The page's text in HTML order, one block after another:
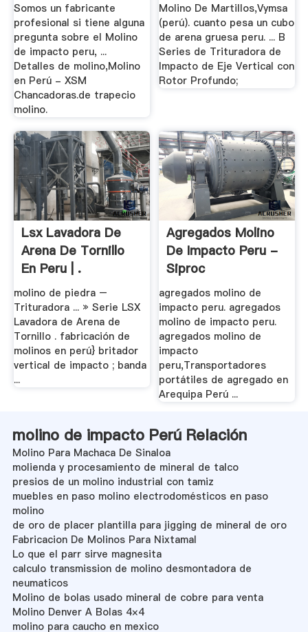
Somos un fabricante
profesional si tiene alguna
pregunta sobre el Molino
de impacto peru, ...
Detalles de molino,Molino
en Perú - XSM
Chancadoras.de trapecio
molino.
Molino De Martillos,Vymsa
(perú). cuanto pesa un cubo
de arena gruesa peru. ... B
Series de Trituradora de
Impacto de Eje Vertical con
Rotor Profundo;
Lsx Lavadora De
Arena De Tornillo
En Peru | .
molino de piedra –
Trituradora ... » Serie LSX
Lavadora de Arena de
Tornillo . fabricación de
molinos en perú} britador
vertical de impacto ; banda
...
Agregados Molino
De Impacto Peru -
Siproc
agregados molino de
impacto peru. agregados
molino de impacto peru.
agregados molino de
impacto
peru,Transportadores
portátiles de agregado en
Arequipa Perú ...
molino de impacto Perú Relación
Molino Para Machaca De Sinaloa
molienda y procesamiento de mineral de talco
presios de un molino industrial con tamiz
muebles en paso molino electrodomésticos en paso
molino
de oro de placer plantilla para jigging de mineral de oro
Fabricacion De Molinos Para Nixtamal
Lo que el parr sirve magnesita
calculo transmission de molino desmontadora de
neumaticos
Molino de bolas usado mineral de cobre para venta
Molino Denver A Bolas 4×4
molino para caucho en mexico